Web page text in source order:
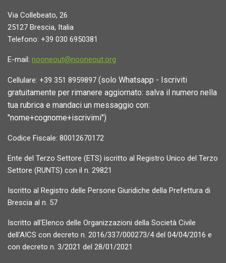
Via Collebeato, 26
25127 Brescia, Italia
Telefono: +39 030 6950381
E-mail: nooneout@nooneout.org
Cellulare: +39 351 8959897 (solo Whatsapp - Iscriviti
gratuitamente per rimanere aggiornato: salva il numero nella
tua rubrica e mandaci un messaggio con:
"nome+cognome+iscrivimi")
Codice Fiscale: 80012670172
Ente del Terzo Settore (ETS) iscritto al Registro Unico del Terzo
Settore (RUNTS) con il n. 29821
Iscritto al Registro delle Persone Giuridiche della Prefettura di
Brescia al n. 57
Iscritto all'Elenco delle Organizzazioni della Società Civile
dell'AICS con decreto n. 2016/337/000273/4 del 04/04/2016 e
con decreto n. 3/2021 del 28/01/2021